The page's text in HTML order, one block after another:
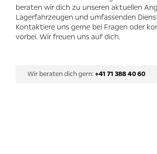
beraten wir dich zu unseren aktuellen
Lagerfahrzeugen und umfassenden
Kontaktiere uns gerne bei Fragen oder
vorbei. Wir freuen uns auf dich.
Wir beraten dich gern: +41 71 388 40 60